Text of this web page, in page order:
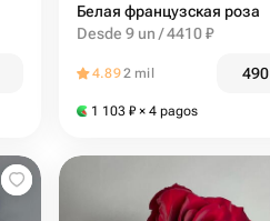
Белая французская роза
Desde 9 un / 4410 ₽
4.892 mil 490
1 103 ₽ × 4 pagos